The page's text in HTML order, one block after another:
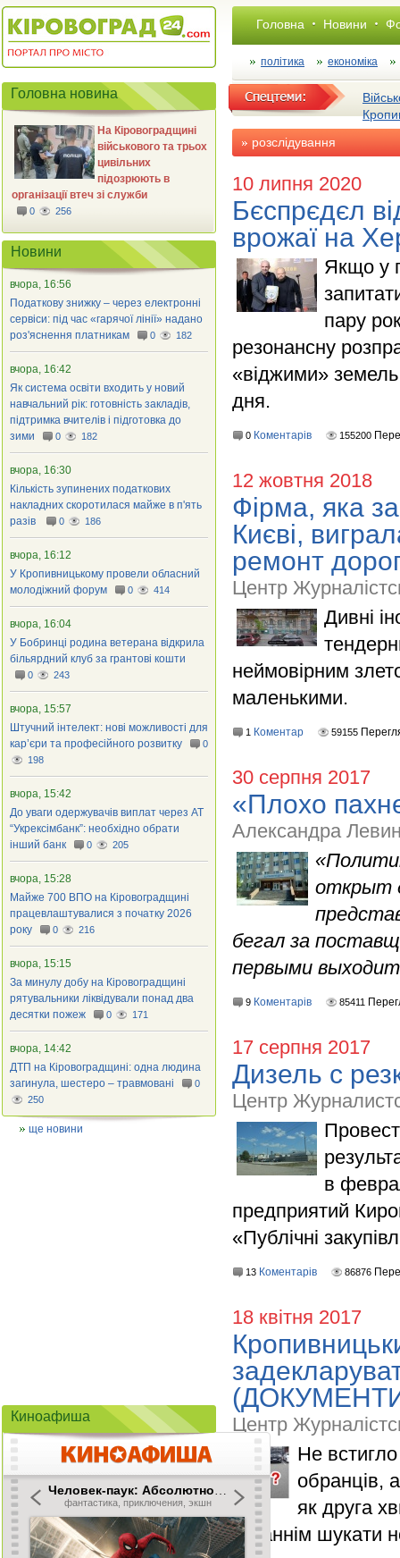
Головна Новини
політика економіка
розслiдування
10 липня 2020
Бєспрєдєл
врожаї на
Якщо у
пару
резонансну
«віджими»
дня.
0 Коментарів 155200
12 жовтня 2018
Фірма, яка
Києві,
ремонт
Центр
Дивні
неймовірним
маленькими.
1 Коментар 59155
30 серпня 2017
«Плохо
Александра
«
открыт
бегал за
первыми
9 Коментарів 85411
17 серпня 2017
Дизель с
Центр
в
предприятий
«Публічні
13 Коментарів 86876
18 квітня 2017
Центр
Не встигло
обранців,
як друга
останнім шукати
Головна новина
На Кіровоградщині
військового та трьох
цивільних
підозрюють в
організації втеч зі служби
0 256
Новини
вчора, 16:56
Податкову знижку – через електронні
сервіси: під час «гарячої лінії» надано
роз'яснення платникам
0 182
вчора, 16:42
Як система освіти входить у новий
навчальний рік: готовність закладів,
підтримка вчителів і підготовка до
зими
0 182
вчора, 16:30
Кількість зупинених податкових
накладних скоротилася майже в п'ять
разів
0 186
вчора, 16:12
У Кропивницькому провели обласний
молодіжний форум
0 414
вчора, 16:04
У Бобринці родина ветерана відкрила
більярдний клуб за грантові кошти
0 243
вчора, 15:57
Штучний інтелект: нові можливості для
кар’єри та професійного розвитку
0
198
вчора, 15:42
До уваги одержувачів виплат через АТ
“Укрексімбанк”: необхідно обрати
інший банк
0 205
вчора, 15:28
Майже 700 ВПО на Кіровоградщині
працевлаштувалися з початку 2026
року
0 216
вчора, 15:15
За минулу добу на Кіровоградщині
рятувальники ліквідували понад два
десятки пожеж
0 171
вчора, 14:42
ДТП на Кіровоградщині: одна людина
загинула, шестеро – травмовані
0
250
ще новини
Киноафиша